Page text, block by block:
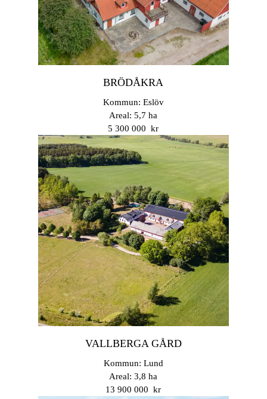
BRÖDÅKRA
Kommun: Eslöv
Areal: 5,7 ha
5 300 000 kr
VALLBERGA GÅRD
Kommun: Lund
Areal: 3,8 ha
13 900 000 kr